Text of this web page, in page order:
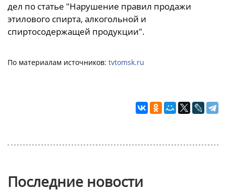
дел по статье "Нарушение правил продажи
этилового спирта, алкогольной и
спиртосодержащей продукции".
По материалам источников: tvtomsk.ru
Последние новости